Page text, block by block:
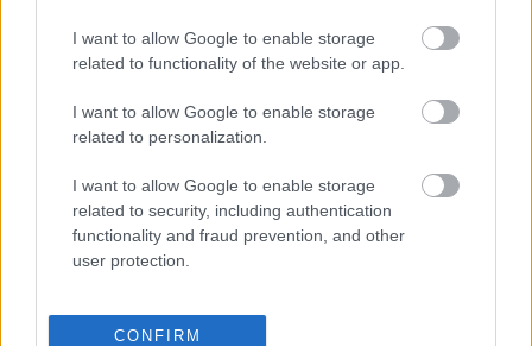
I want to allow Google to enable storage
related to functionality of the website or app.
I want to allow Google to enable storage
related to personalization.
I want to allow Google to enable storage
related to security, including authentication
functionality and fraud prevention, and other
user protection.
CONFIRM
Marc Jacobs őszi kollekció
•2012. január 30.
Itt az idő, hogy egy kicsit közelebbről is megnézzük
Marc Jacobs 2012-es őszi/téli kollekcióját. A tervező
legutóbb a sportos vonalat követte, most pedig a
gördeszkás stílust helyezte a kollekció élmezőnyébe.
Rengeteg szín, fazon és motívum keveredik a
kínálatban, találunk…
Arany gördeszka